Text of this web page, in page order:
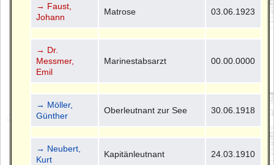
→ Faust,
Johann
Matrose 03.06.1923
→ Dr.
Messmer,
Emil
Marinestabsarzt 00.00.0000
→ Möller,
Günther
Oberleutnant zur See 30.06.1918
→ Neubert,
Kurt
Kapitänleutnant 24.03.1910